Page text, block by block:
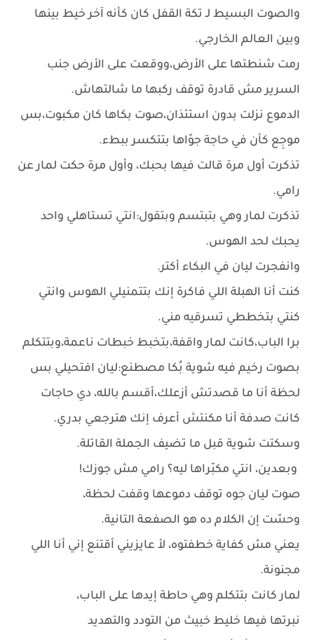
والصوت البسيط لـ تكة القفل كان كأنه آخر خيط بينها
وبين العالم الخارجي.
رمت شنطتها على الأرض،ووقعت على الأرض جنب
السرير مش قادرة توقف ركبها ما شالتهاش.
الدموع نزلت بدون استئذان،صوت بكاها كان مكبوت،بس
موجِع كأن في حاجة جوّاها بتتكسر ببطء.
تذكرت أول مرة قالت فيها بحبك، وأول مرة حكت لمار عن
رامي.
تذكرت لمار وهي بتبتسم وبتقول:انتي تستاهلي واحد
يحبك لحد الهوس.
وانفجرت ليان في البكاء أكتر.
كنت أنا الهبلة اللي فاكرة إنك بتتمنيلي الهوس وانتي
كنتي بتخططي تسرقيه مني.
برا الباب،كانت لمار واقفة،بتخبط خبطات ناعمة،وبتتكلم
بصوت رخيم فيه شوية بُكا مصطنع:ليان افتحيلي بس
لحظة أنا ما قصدتش أزعلك،أقسم بالله، دي حاجات
كانت صدفة أنا مكنتش أعرف إنك هترجعي بدري.
وسكتت شوية قبل ما تضيف الجملة القاتلة.
وبعدين، انتي مكبّراها ليه؟ رامي مش جوزك!
صوت ليان جوه توقف دموعها وقفت لحظة،
وحسّت إن الكلام ده هو الصفعة التانية.
يعني مش كفاية خطفتوه، لأ عايزيني أقتنع إني أنا اللي
مجنونة.
لمار كانت بتتكلم وهي حاطة إيدها على الباب،
نبرتها فيها خليط خبيث من التودد والتهديد